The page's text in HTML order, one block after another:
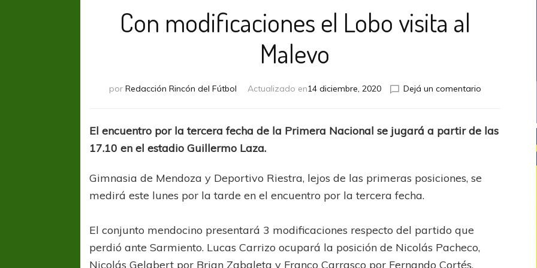
Con modificaciones el Lobo visita al
Malevo
por Redacción Rincón del Fútbol Actualizado en14 diciembre, 2020 Dejá un comentarioen
el
Lobo
Malevo
El encuentro por la tercera fecha de la Primera Nacional se jugará a partir de las
17.10 en el estadio Guillermo Laza.
Gimnasia de Mendoza y Deportivo Riestra, lejos de las primeras posiciones, se
medirá este lunes por la tarde en el encuentro por la tercera fecha.
El conjunto mendocino presentará 3 modificaciones respecto del partido que
perdió ante Sarmiento. Lucas Carrizo ocupará la posición de Nicolás Pacheco,
Nicolás Gelabert por Brian Zabaleta y Franco Carrasco por Fernando Cortés.